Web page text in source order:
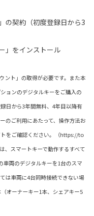
の契約（初度登録日から3
」をインストール
ント」の取得が必要です。また本
ョンのデジタルキーをご購入の
日から3年間無料、4年目以降有
のご利用にあたって、操作方法お
をご確認ください。（https://to
スマートキーで動作するすべて
両のデジタルキーを1台のスマ
は車両に4台同時接続できない場
オーナーキー1本、シェアキー5